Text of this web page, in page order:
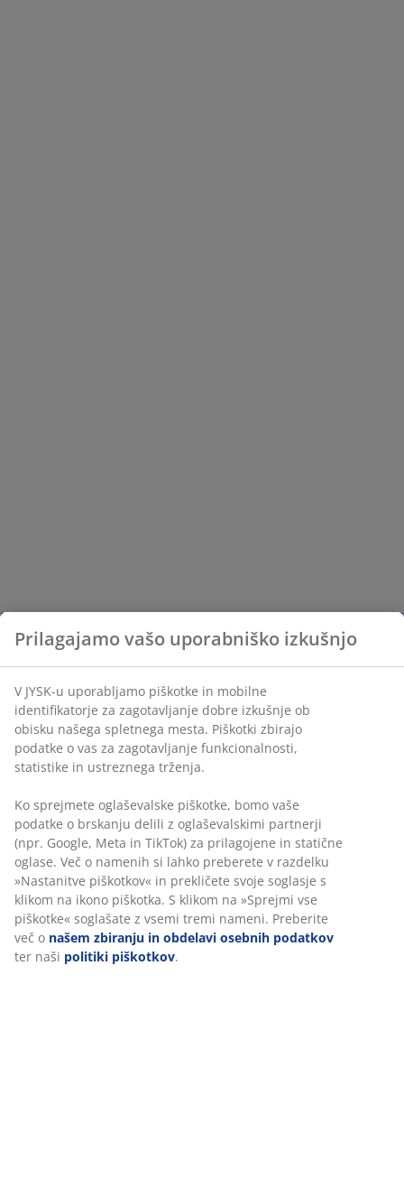
Prilagajamo vašo uporabniško izkušnjo
V JYSK-u uporabljamo piškotke in mobilne
identifikatorje za zagotavljanje dobre izkušnje ob
obisku našega spletnega mesta. Piškotki zbirajo
podatke o vas za zagotavljanje funkcionalnosti,
statistike in ustreznega trženja.
Ko sprejmete oglaševalske piškotke, bomo vaše
podatke o brskanju delili z oglaševalskimi partnerji
(npr. Google, Meta in TikTok) za prilagojene in statične
oglase. Več o namenih si lahko preberete v razdelku
»Nastanitve piškotkov« in prekličete svoje soglasje s
klikom na ikono piškotka. S klikom na »Sprejmi vse
piškotke« soglašate z vsemi tremi nameni. Preberite
več o našem zbiranju in obdelavi osebnih podatkov
ter naši politiki piškotkov.